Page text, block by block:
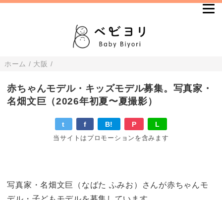
ホーム / 大阪 /
赤ちゃんモデル・キッズモデル募集。写真家・
名畑文巨（2026年初夏〜夏撮影）
t f B! P L
当サイトはプロモーションを含みます
写真家・名畑文巨（なばた ふみお）さんが赤ちゃんモ